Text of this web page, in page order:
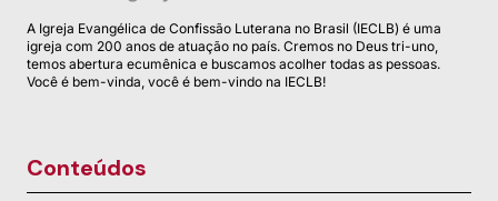
A Igreja Evangélica de Confissão Luterana no Brasil (IECLB) é uma
igreja com 200 anos de atuação no país. Cremos no Deus tri-uno,
temos abertura ecumênica e buscamos acolher todas as pessoas.
Você é bem-vinda, você é bem-vindo na IECLB!
Conteúdos